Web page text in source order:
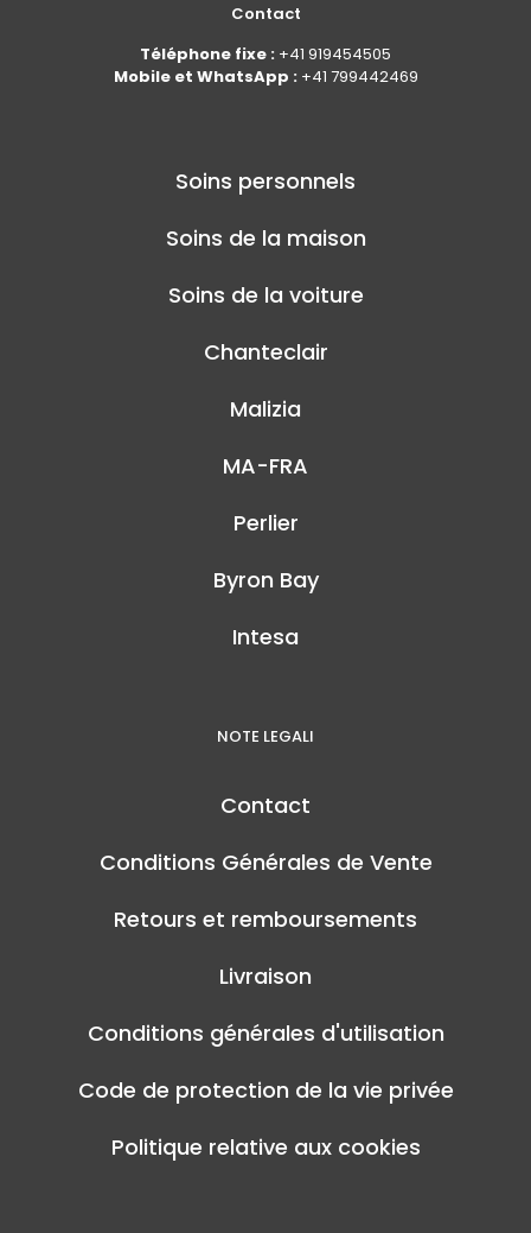
Contact
Téléphone fixe : +41 919454505
Mobile et WhatsApp : +41 799442469
Soins personnels
Soins de la maison
Soins de la voiture
Chanteclair
Malizia
MA-FRA
Perlier
Byron Bay
Intesa
NOTE LEGALI
Contact
Conditions Générales de Vente
Retours et remboursements
Livraison
Conditions générales d'utilisation
Code de protection de la vie privée
Politique relative aux cookies